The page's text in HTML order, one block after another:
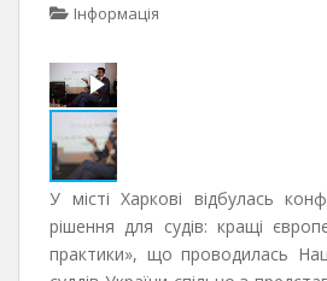
Інформація
У місті Харкові відбулась
рішення для судів: кращі
практики», що проводилась